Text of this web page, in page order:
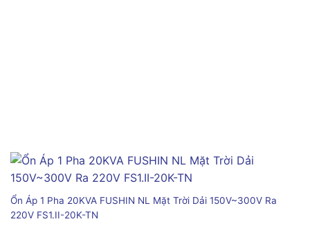
Ổn Áp 1 Pha 20KVA FUSHIN NL Mặt Trời Dải 150V~300V Ra
220V FS1.II-20K-TN